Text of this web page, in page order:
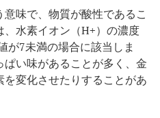
味で、物質が酸性であるこ
、水素イオン（H+）の濃度
が7未満の場合に該当しま
い味があることが多く、金
変化させたりすることがあ